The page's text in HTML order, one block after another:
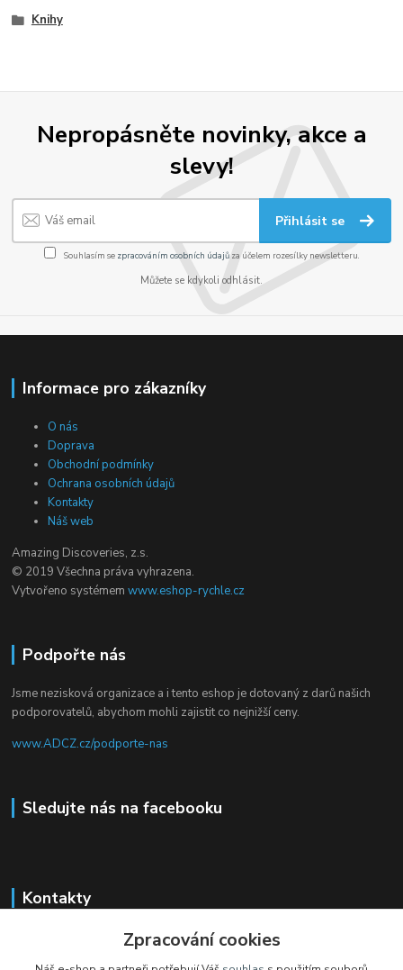
Knihy
Nepropásněte novinky, akce a
slevy!
Přihlásit se
Souhlasím se zpracováním osobních údajůza účelem rozesílky newsletteru.
Můžete se kdykoli odhlásit.
Informace pro zákazníky
O nás
Doprava
Obchodní podmínky
Ochrana osobních údajů
Kontakty
Náš web
Amazing Discoveries, z.s.
© 2019 Všechna práva vyhrazena.
Vytvořeno systémemwww.eshop-rychle.cz
Podpořte nás
Jsme nezisková organizace a i tento eshop je dotovaný z darů našich
podporovatelů, abychom mohli zajistit co nejnižší ceny.
www.ADCZ.cz/podporte-nas
Sledujte nás na facebooku
Kontakty
+420 704 105 305Zpracování cookies